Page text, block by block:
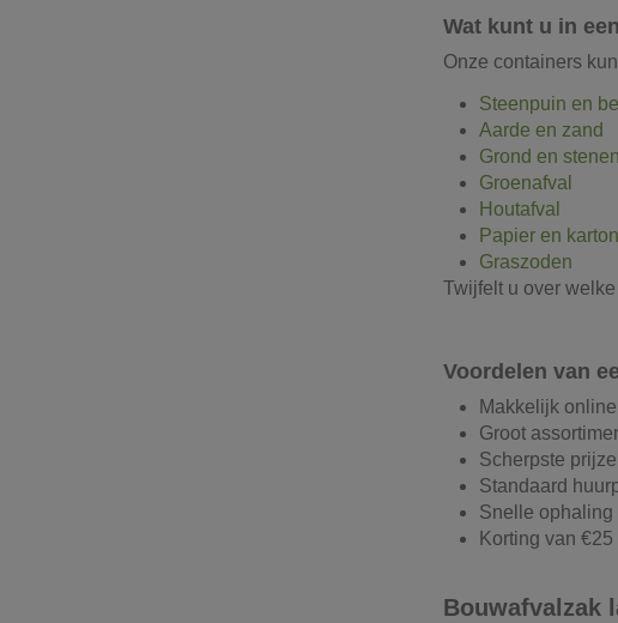
Wat kunt u in
Onze containers
Steenpuin en
Aarde en zand
Grond en stenen
Groenafval
Houtafval
Papier en karton
Graszoden
Twijfelt u over
Voordelen van
Makkelijk
Groot
Scherpste
Standaard
Snelle
Korting van
Bouwafvalzak